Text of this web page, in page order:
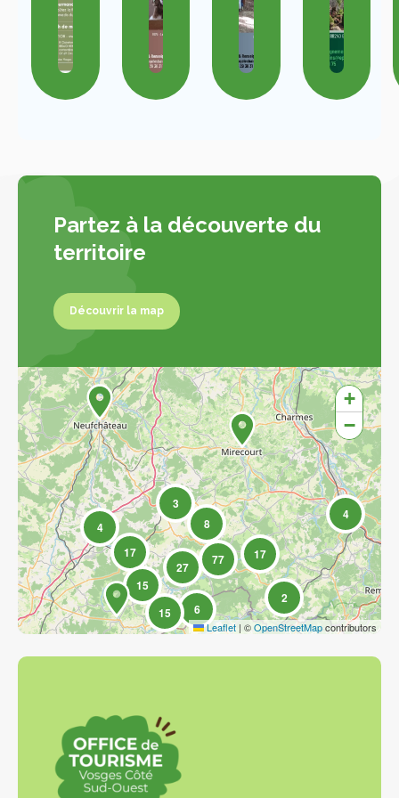
Partez à la découverte du
territoire
Découvrir la map
6
15
8
15
17 17
4
27 77
3
2
4
+
−
Leaflet | ©OpenStreetMapcontributors